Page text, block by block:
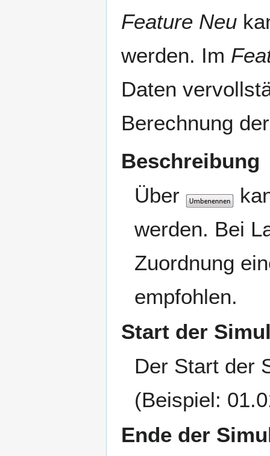
Feature Neu
werden. Im
Daten
Berechnung
Beschreibung
Über
werden. Bei
Zuordnung
empfohlen.
Start der
Der Start der
(Beispiel:
Ende der